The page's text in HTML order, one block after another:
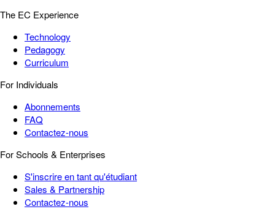
The EC Experience
Technology
Pedagogy
Curriculum
For Individuals
Abonnements
FAQ
Contactez-nous
For Schools & Enterprises
S'inscrire en tant qu'étudiant
Sales & Partnership
Contactez-nous